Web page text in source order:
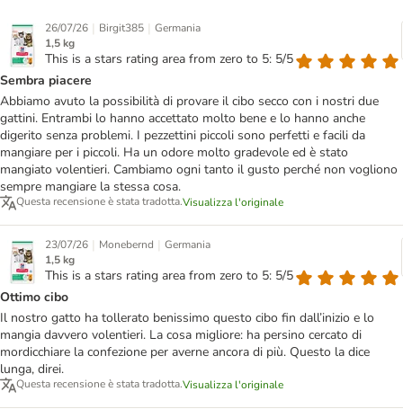
26/07/26 | Birgit385 | Germania
1,5 kg
This is a stars rating area from zero to 5: 5/5
Sembra piacere
Abbiamo avuto la possibilità di provare il cibo secco con i nostri due
gattini. Entrambi lo hanno accettato molto bene e lo hanno anche
digerito senza problemi. I pezzettini piccoli sono perfetti e facili da
mangiare per i piccoli. Ha un odore molto gradevole ed è stato
mangiato volentieri. Cambiamo ogni tanto il gusto perché non vogliono
sempre mangiare la stessa cosa.
Questa recensione è stata tradotta.Visualizza l'originale
23/07/26 | Monebernd | Germania
1,5 kg
This is a stars rating area from zero to 5: 5/5
Ottimo cibo
Il nostro gatto ha tollerato benissimo questo cibo fin dall’inizio e lo
mangia davvero volentieri. La cosa migliore: ha persino cercato di
mordicchiare la confezione per averne ancora di più. Questo la dice
lunga, direi.
Questa recensione è stata tradotta.Visualizza l'originale